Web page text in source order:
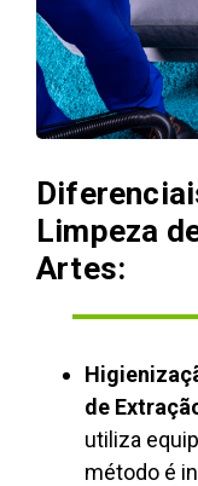
Limpeza
Artes:
de
utiliza
método é